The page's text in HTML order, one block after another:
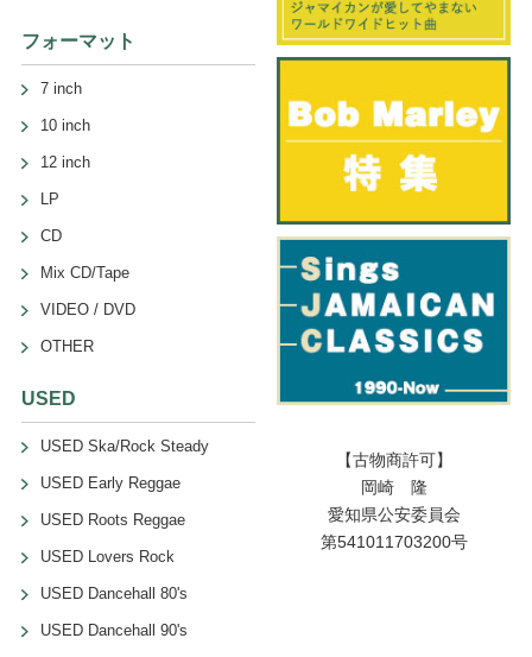
フォーマット
7 inch
10 inch
12 inch
LP
CD
Mix CD/Tape
VIDEO / DVD
OTHER
USED
USED Ska/Rock Steady
USED Early Reggae
USED Roots Reggae
USED Lovers Rock
USED Dancehall 80's
USED Dancehall 90's
【古物商許可】
岡崎 隆
愛知県公安委員会
第541011703200号